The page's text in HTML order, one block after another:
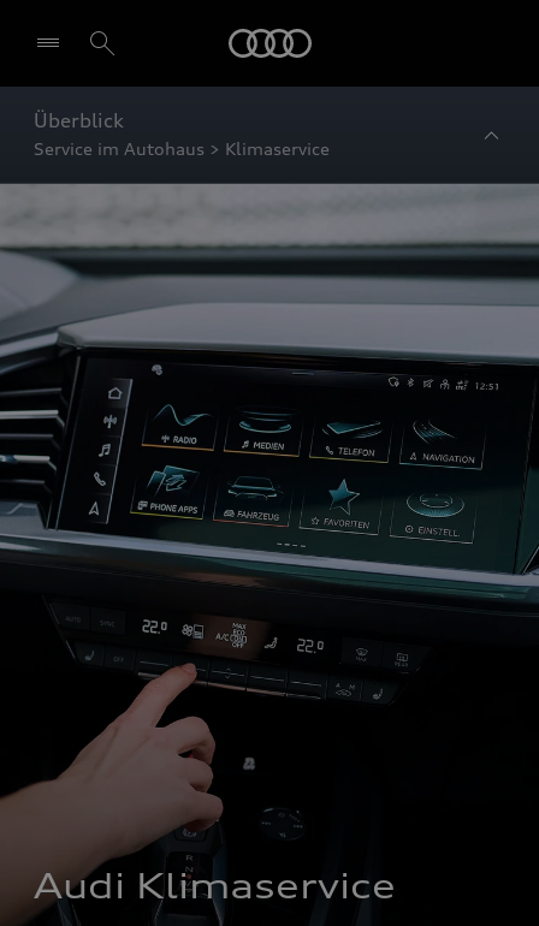
Überblick
Service im Autohaus > Klimaservice
Audi Klimaservice